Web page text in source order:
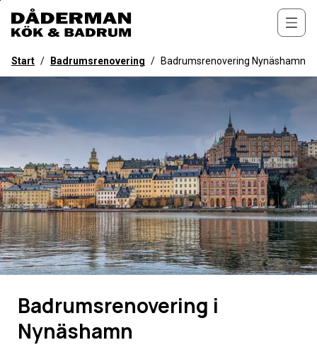
övergripande
för
webbplatsen
Start / Badrumsrenovering / Badrumsrenovering Nynäshamn
Badrumsrenovering i
Nynäshamn